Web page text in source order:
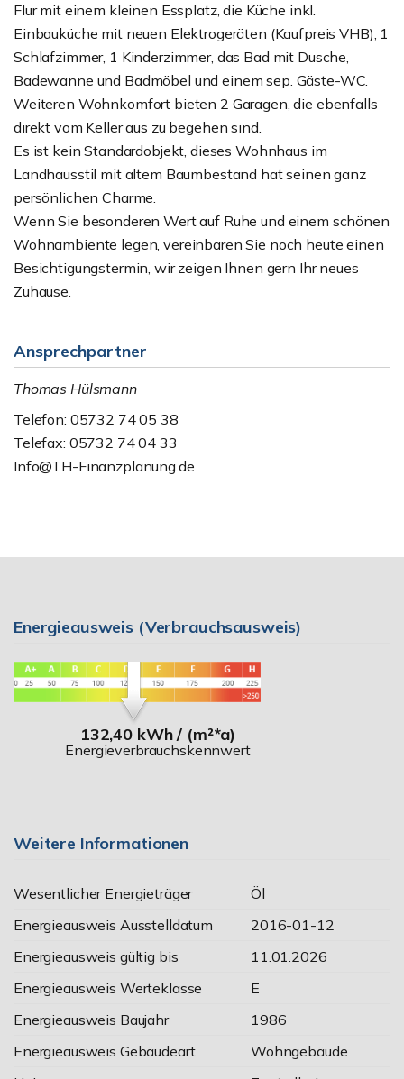
Flur mit einem kleinen Essplatz, die Küche inkl.
Einbauküche mit neuen Elektrogeräten (Kaufpreis VHB), 1
Schlafzimmer, 1 Kinderzimmer, das Bad mit Dusche,
Badewanne und Badmöbel und einem sep. Gäste-WC.
Weiteren Wohnkomfort bieten 2 Garagen, die ebenfalls
direkt vom Keller aus zu begehen sind.
Es ist kein Standardobjekt, dieses Wohnhaus im
Landhausstil mit altem Baumbestand hat seinen ganz
persönlichen Charme.
Wenn Sie besonderen Wert auf Ruhe und einem schönen
Wohnambiente legen, vereinbaren Sie noch heute einen
Besichtigungstermin, wir zeigen Ihnen gern Ihr neues
Zuhause.
Ansprechpartner
Thomas Hülsmann
Telefon: 05732 74 05 38
Telefax: 05732 74 04 33
Info@TH-Finanzplanung.de
Energieausweis (Verbrauchsausweis)
132,40 kWh / (m²*a)
Energieverbrauchskennwert
Weitere Informationen
Wesentlicher Energieträger
Öl
Energieausweis Ausstelldatum
2016-01-12
Energieausweis gültig bis
11.01.2026
Energieausweis Werteklasse
E
Energieausweis Baujahr
1986
Energieausweis Gebäudeart
Wohngebäude